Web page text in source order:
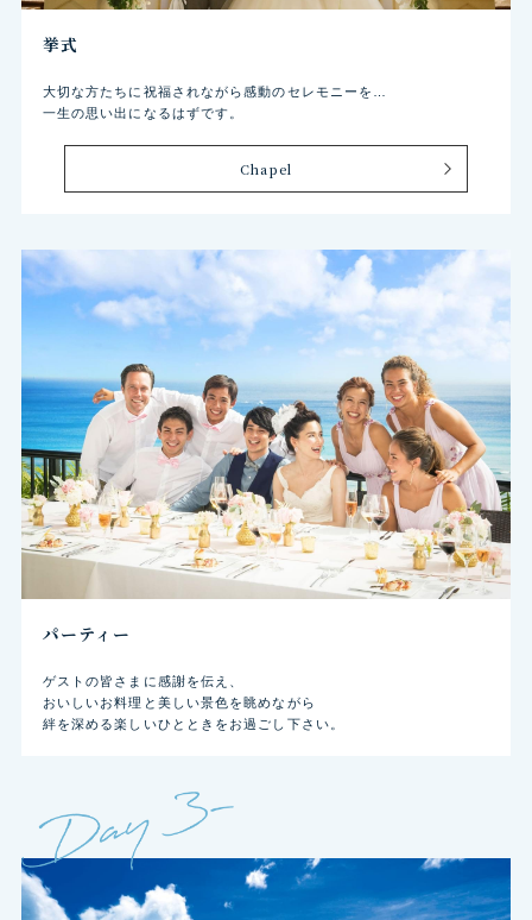
挙式
大切な方たちに祝福されながら感動のセレモニーを…
一生の思い出になるはずです。
Chapel
パーティー
ゲストの皆さまに感謝を伝え、
おいしいお料理と美しい景色を眺めながら
絆を深める楽しいひとときをお過ごし下さい。